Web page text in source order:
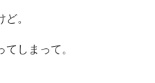
。
しまって。